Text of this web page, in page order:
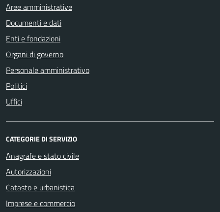
Aree amministrative
Documenti e dati
Enti e fondazioni
Organi di governo
Personale amministrativo
Politici
Uffici
CATEGORIE DI SERVIZIO
Anagrafe e stato civile
Autorizzazioni
Catasto e urbanistica
Imprese e commercio